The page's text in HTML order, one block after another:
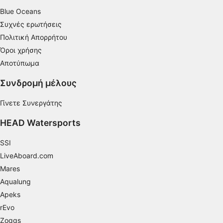
Blue Oceans
Συχνές ερωτήσεις
Πολιτική Απορρήτου
Όροι χρήσης
Αποτύπωμα
Συνδρομή μέλους
Γίνετε Συνεργάτης
HEAD Watersports
SSI
LiveAboard.com
Mares
Aqualung
Apeks
rEvo
Zoggs
εξατομικευμένων διαφημίσεων
Δημιουργία προφίλ για εξατομίκευση
περιεχομένου
Χρήση προφίλ για επιλογή εξατομικευμένου
Ανάπτυξη και βελτίωση υπηρεσιών
επιλογή περιεχομένου